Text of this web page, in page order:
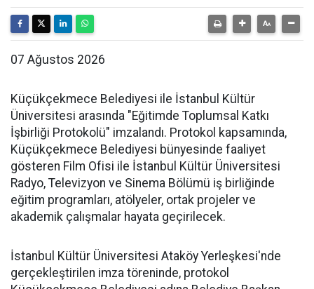
07 Ağustos 2026
Küçükçekmece Belediyesi ile İstanbul Kültür
Üniversitesi arasında "Eğitimde Toplumsal Katkı
İşbirliği Protokolü" imzalandı. Protokol kapsamında,
Küçükçekmece Belediyesi bünyesinde faaliyet
gösteren Film Ofisi ile İstanbul Kültür Üniversitesi
Radyo, Televizyon ve Sinema Bölümü iş birliğinde
eğitim programları, atölyeler, ortak projeler ve
akademik çalışmalar hayata geçirilecek.
İstanbul Kültür Üniversitesi Ataköy Yerleşkesi'nde
gerçekleştirilen imza töreninde, protokol